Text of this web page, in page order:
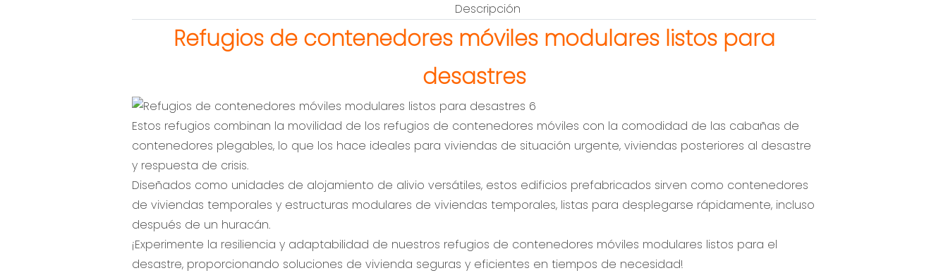
Descripción
Refugios de contenedores móviles modulares listos para
desastres
Estos refugios combinan la movilidad de los refugios de contenedores móviles con la comodidad de las cabañas de
contenedores plegables, lo que los hace ideales para viviendas de situación urgente, viviendas posteriores al desastre
y respuesta de crisis.
Diseñados como unidades de alojamiento de alivio versátiles, estos edificios prefabricados sirven como contenedores
de viviendas temporales y estructuras modulares de viviendas temporales, listas para desplegarse rápidamente, incluso
después de un huracán.
¡Experimente la resiliencia y adaptabilidad de nuestros refugios de contenedores móviles modulares listos para el
desastre, proporcionando soluciones de vivienda seguras y eficientes en tiempos de necesidad!